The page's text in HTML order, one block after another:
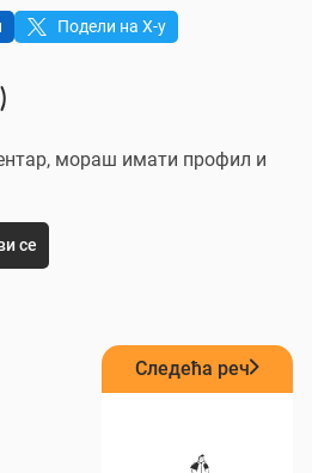
Подели на X-у
мораш имати профил и
се
Следећа реч